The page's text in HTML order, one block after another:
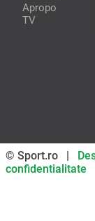
Apropo
TV
© Sport.ro |
confidentialitate